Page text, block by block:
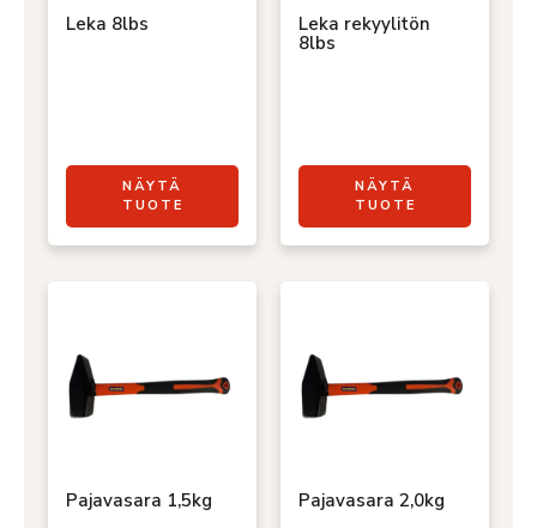
Leka 8lbs
NÄYTÄ
TUOTE
Leka rekyylitön
8lbs
NÄYTÄ
TUOTE
Pajavasara 1,5kg Pajavasara 2,0kg